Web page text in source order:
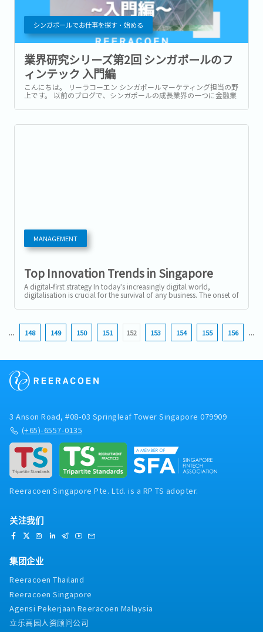
シンガポールでお仕事を探す・始める
業界研究シリーズ第2回 シンガポールのフ
ィンテック 入門編
こんにちは。 リーラコーエン シンガポールマーケティング担当の野
上です。 以前のブログで、シンガポールの成長業界の一つに金融業
り、昨今のテクノロジーの急成長と人々のニーズにより、フィンテ
MANAGEMENT
Top Innovation Trends in Singapore
A digital-first strategy In today’s increasingly digital world,
digitalisation is crucial for the survival of any business. The onset of
the...
… 148 149 150 151 152 153 154 155 156 …
3 Anson Road, #08-03 Springleaf Tower Singapore 079909
(+65)-6557-0135
Reeracoen Singapore Pte. Ltd. is a RP TS adopter.
关注我们
集团企业
Reeracoen Thailand
Reeracoen Singapore
Agensi Pekerjaan Reeracoen Malaysia
立乐高园人资顾问公司